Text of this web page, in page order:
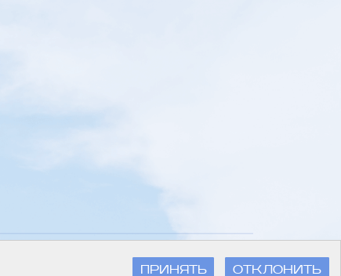
ПРИНЯТЬ ОТКЛОНИТЬ